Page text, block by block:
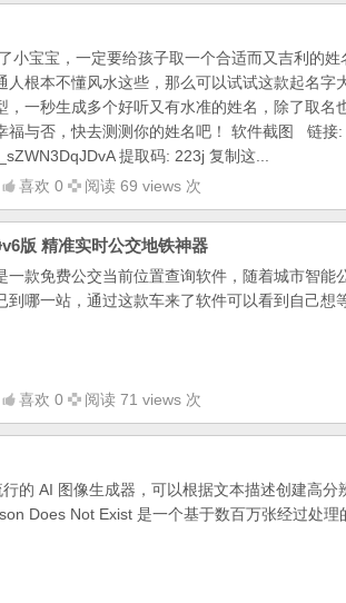
小宝宝，一定要给孩子取一个合适而又吉利的
人根本不懂风水这些，那么可以试试这款起名字
，一秒生成多个好听又有水准的姓名，除了取名
福与否，快去测测你的姓名吧！ 软件截图 链接
提取码: 223j 复制这...
喜欢 0 阅读 69 views 次
版 精准实时公交地铁神器
一款免费公交当前位置查询软件，随着城市智能
到哪一站，通过这款车来了软件可以看到自己想
喜欢 0 阅读 71 views 次
的 AI 图像生成器，可以根据文本描述创建高分
Does Not Exist 是一个基于数百万张经过处理